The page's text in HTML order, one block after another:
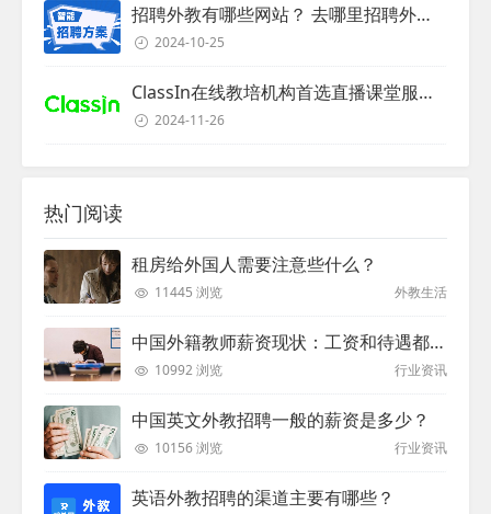
招聘外教有哪些网站？ 去哪里招聘外教？
2024-10-25
ClassIn在线教培机构首选直播课堂服务商
2024-11-26
热门阅读
租房给外国人需要注意些什么？
11445 浏览 外教生活
中国外籍教师薪资现状：工资和待遇都非常高
10992 浏览 行业资讯
中国英文外教招聘一般的薪资是多少？
10156 浏览 行业资讯
英语外教招聘的渠道主要有哪些？